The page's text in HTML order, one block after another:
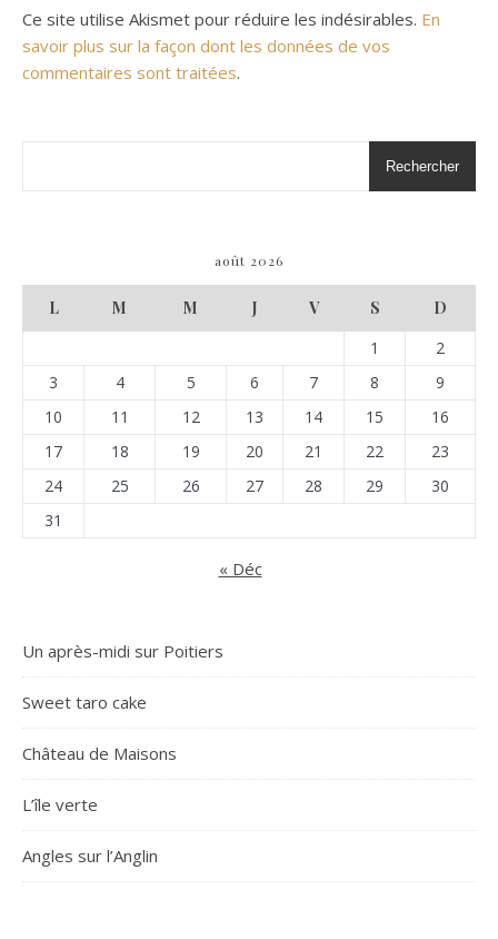
Ce site utilise Akismet pour réduire les indésirables. En
savoir plus sur la façon dont les données de vos
commentaires sont traitées.
Rechercher
août 2026
L M M J V S
D
1
2
3
4 5 6 7 8
9
10
11 12 13 14 15
16
17
18 19 20 21 22
23
24
25 26 27 28 29
30
31
« Déc
Un après-midi sur Poitiers
Sweet taro cake
Château de Maisons
L’île verte
Angles sur l’Anglin